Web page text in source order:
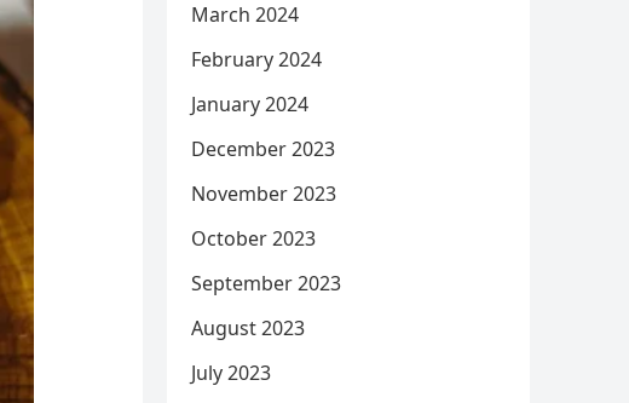
March 2024
February 2024
January 2024
December 2023
November 2023
October 2023
September 2023
August 2023
July 2023